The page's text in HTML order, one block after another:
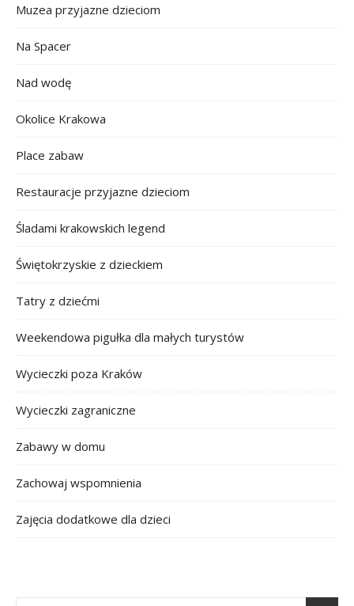
Muzea przyjazne dzieciom
Na Spacer
Nad wodę
Okolice Krakowa
Place zabaw
Restauracje przyjazne dzieciom
Śladami krakowskich legend
Świętokrzyskie z dzieckiem
Tatry z dziećmi
Weekendowa pigułka dla małych turystów
Wycieczki poza Kraków
Wycieczki zagraniczne
Zabawy w domu
Zachowaj wspomnienia
Zajęcia dodatkowe dla dzieci